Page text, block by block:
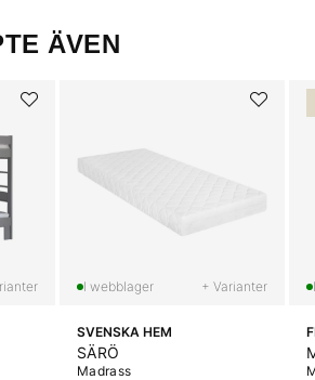
ÄVEN
+ Varianter
SVENSKA HEM
SÄRÖ
Madrass